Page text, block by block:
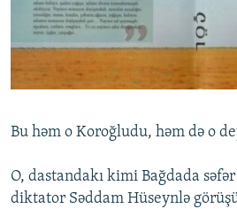
İNFOQRAFIKA
KARIKATURA
AZƏRBAYCAN ƏDƏBIYYATI KITABXANASI
İSLAM VƏ DEMOKRATIYA
İZ - MƏDƏNIYYƏT PROQRAMI
MISSIYAMIZ
PEŞƏ ETIKASI VƏ JURNALISTIKA
MATERIALLARIMIZDAN ISTIFADƏ
XƏBƏR BÜLLETENLƏRIMIZ
BIZI IZLƏ
Bu həm o Koroğludu, həm də o
O, dastandakı kimi Bağdada
diktator Səddam Hüseynlə